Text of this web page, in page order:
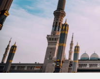
Remote Embedded
将人力资源无缝融入工
初创企业
为成长型企业量身打造
中型市场
通过定制化人力资源解
企业
通过 REMOTE 学习
研究与指引
案例研究
人力资源术语表
Français
Español
Italiano